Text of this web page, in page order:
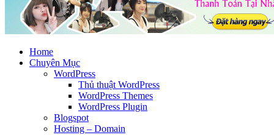
Home
Chuyên Mục
WordPress
Thủ thuật WordPress
WordPress Themes
WordPress Plugin
Blogspot
Hosting – Domain